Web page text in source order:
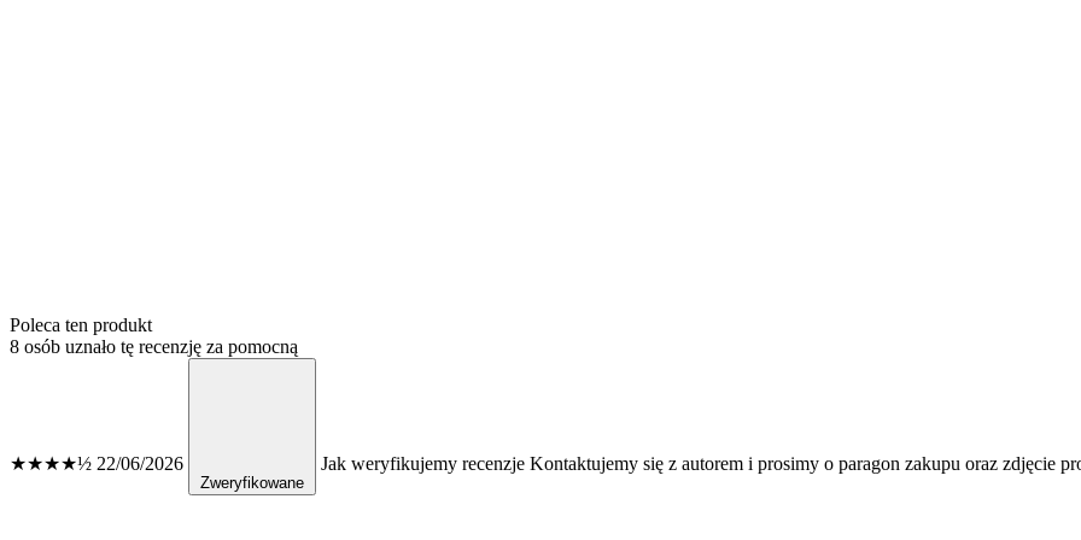
Poleca ten produkt
8 osób uznało tę recenzję za pomocną
★★★★½ 22/06/2026
Zweryfikowane
Jak weryfikujemy recenzje Kontaktujemy się z autorem i prosimy o paragon zakupu oraz zdjęcie